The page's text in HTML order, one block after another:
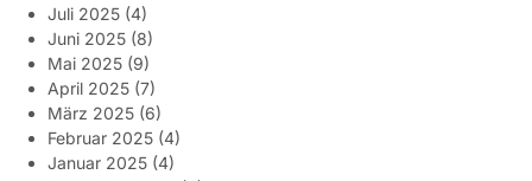
Juli 2025 (4)
Juni 2025 (8)
Mai 2025 (9)
April 2025 (7)
März 2025 (6)
Februar 2025 (4)
Januar 2025 (4)